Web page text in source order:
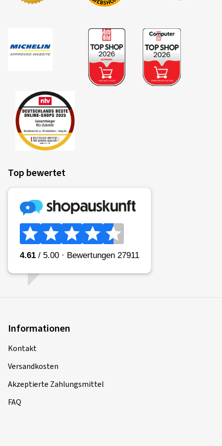
Top bewertet
Informationen
Kontakt
Versandkosten
Akzeptierte Zahlungsmittel
FAQ